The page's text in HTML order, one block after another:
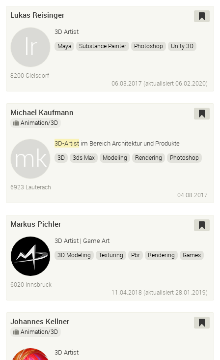
Lukas Reisinger
3D Artist
Maya Substance Painter Photoshop
Unity 3D
8200 Gleisdorf
06.03.2017 (aktualisiert06.02.2020)
Michael Kaufmann
Animation/3D
3D-Artist im Bereich Architektur und Produkte
3D 3ds Max Modeling Rendering
Photoshop
6923 Lauterach
04.08.2017
Markus Pichler
3D Artist | Game Art
3D Modeling Texturing Pbr Rendering
Games
6020 Innsbruck
11.04.2018 (aktualisiert28.01.2019)
Johannes Kellner
Animation/3D
3D Artist